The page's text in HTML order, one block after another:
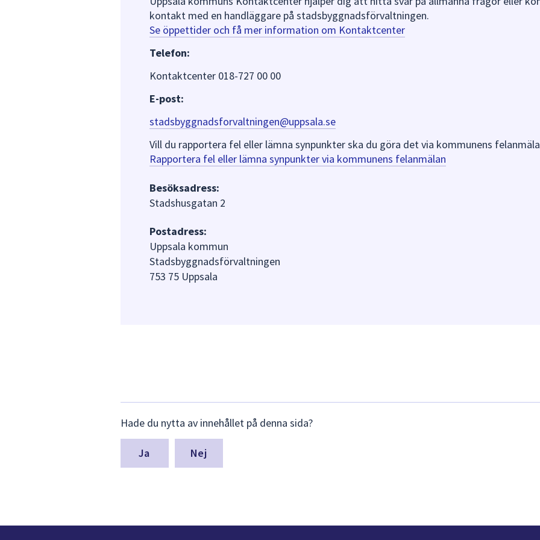
kontakt med en handläggare på stadsbyggnadsförvaltningen.
Se öppettider och få mer information om Kontaktcenter
Telefon:
Kontaktcenter 018-727 00 00
E-post:
stadsbyggnadsforvaltningen@uppsala.se
Vill du rapportera fel eller lämna synpunkter ska du göra det via kommunens
Rapportera fel eller lämna synpunkter via kommunens felanmälan
Besöksadress:
Stadshusgatan 2
Postadress:
Uppsala kommun
Stadsbyggnadsförvaltningen
753 75 Uppsala
synpunkter
för
denna
Hade du nytta av innehållet på denna sida?
Nej